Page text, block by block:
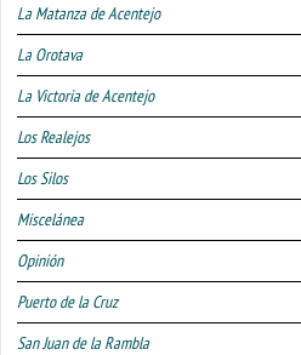
La Matanza de Acentejo
La Orotava
La Victoria de Acentejo
Los Realejos
Los Silos
Miscelánea
Opinión
Puerto de la Cruz
San Juan de la Rambla